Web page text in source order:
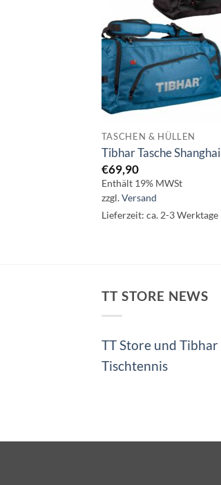
TASCHEN & HÜLLEN
Tibhar Tasche Shanghai
€69,90
Enthält 19% MWSt
zzgl.Versand
Lieferzeit: ca. 2-3 Werktage
TT STORE NEWS
TT Store und Tibhar
Tischtennis